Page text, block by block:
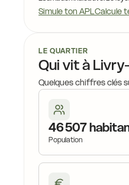
Simule ton APLCalcule
LE QUARTIER
Qui vit à
Quelques chiffres clés
46 507
Population